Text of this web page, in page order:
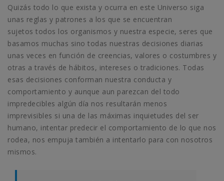
Quizás todo lo que exista y ocurra en este Universo siga
unas reglas y patrones a los que se encuentran
sujetos todos los organismos y nuestra especie, seres que
basamos muchas sino todas nuestras decisiones diarias
unas veces en función de creencias, valores o costumbres y
otras a través de hábitos, intereses o tradiciones. Todas
esas decisiones conforman nuestra conducta y
comportamiento y aunque aun parezcan del todo
impredecibles algún día nos resultarán menos
imprevisibles si una de las máximas inquietudes del ser
humano, intentar predecir el comportamiento de lo que nos
rodea, nos empuja también a intentarlo para con nosotros
mismos.